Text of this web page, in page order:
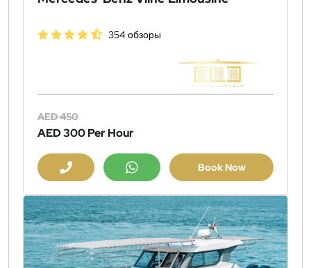
354 обзоры
AED 450
AED 300Per Hour
Book Now